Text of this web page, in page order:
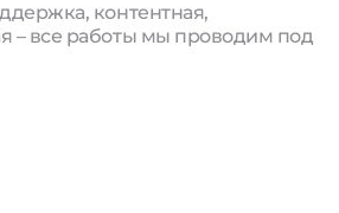
контентная,
– все работы мы проводим под